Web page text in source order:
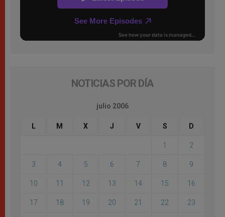
NOTICIAS POR DÍA
julio 2006
L M X J V S D
1 2
3 4 5 6 7 8 9
10 11 12 13 14 15 16
17 18 19 20 21 22 23